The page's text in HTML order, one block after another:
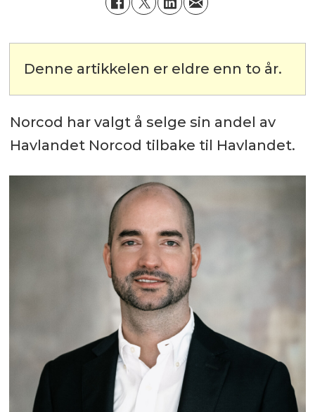
Denne artikkelen er eldre enn to år.
Norcod har valgt å selge sin andel av
Havlandet Norcod tilbake til Havlandet.